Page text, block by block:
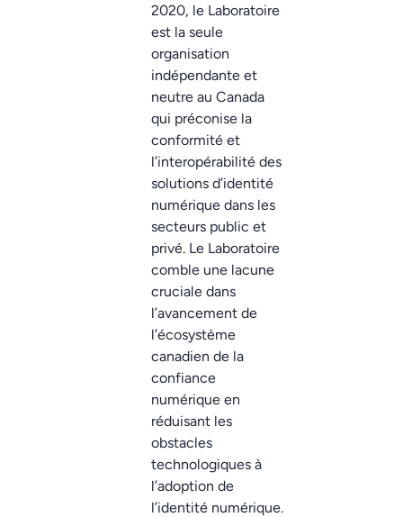
2020, le Laboratoire
est la seule
organisation
indépendante et
neutre au Canada
qui préconise la
conformité et
l’interopérabilité des
solutions d’identité
numérique dans les
secteurs public et
privé. Le Laboratoire
comble une lacune
cruciale dans
l’avancement de
l’écosystème
canadien de la
confiance
numérique en
réduisant les
obstacles
technologiques à
l’adoption de
l’identité numérique.